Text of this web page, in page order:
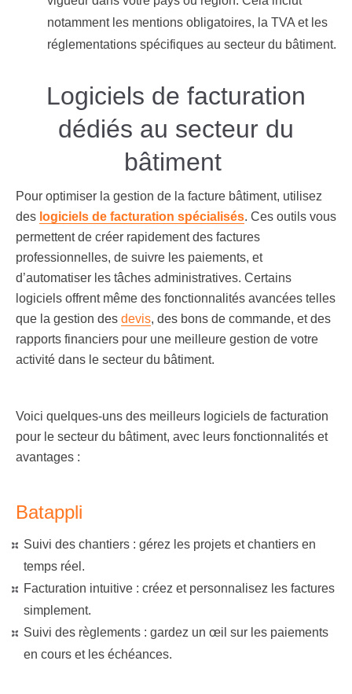
notamment les mentions obligatoires, la TVA et les
réglementations spécifiques au secteur du bâtiment.
Logiciels de facturation
dédiés au secteur du
bâtiment
Pour optimiser la gestion de la facture bâtiment, utilisez
des logiciels de facturation spécialisés. Ces outils vous
permettent de créer rapidement des factures
professionnelles, de suivre les paiements, et
d’automatiser les tâches administratives. Certains
logiciels offrent même des fonctionnalités avancées telles
que la gestion des devis, des bons de commande, et des
rapports financiers pour une meilleure gestion de votre
activité dans le secteur du bâtiment.
Voici quelques-uns des meilleurs logiciels de facturation
pour le secteur du bâtiment, avec leurs fonctionnalités et
avantages :
Batappli
Suivi des chantiers : gérez les projets et chantiers en
temps réel.
Facturation intuitive : créez et personnalisez les factures
simplement.
Suivi des règlements : gardez un œil sur les paiements
en cours et les échéances.